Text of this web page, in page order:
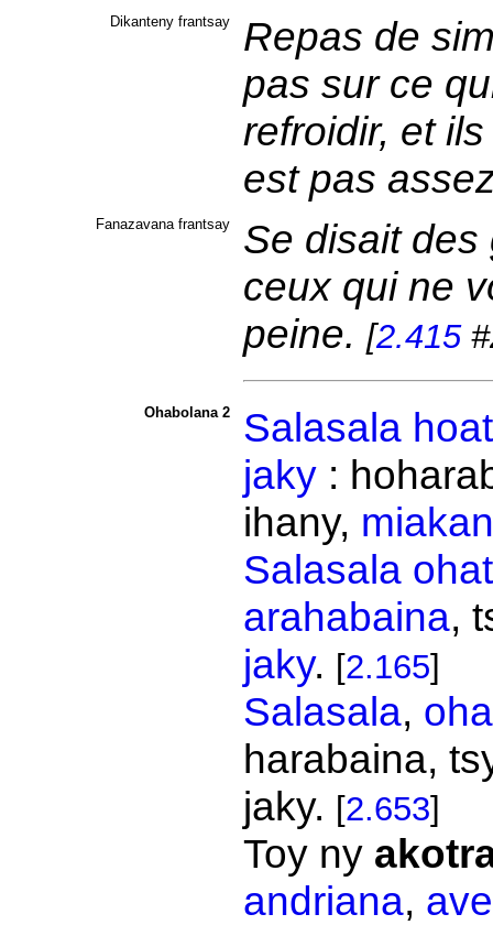
Dikanteny frantsay
Repas de
pas sur ce
refroidir, et
est pas
Fanazavana frantsay
Se disait
ceux qui ne
peine. [2.415
Ohabolana 2 Salasala
jaky:
ihany,
Salasala
arahabaina,
jaky. [2.165]
Salasala,
harabaina,
jaky. [2.653]
Toy ny
andriana,